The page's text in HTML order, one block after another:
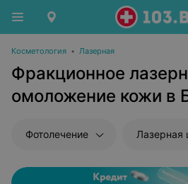
Косметология • Лазерная
Фракционное
омоложение кожи в
Фотолечение Лазерная